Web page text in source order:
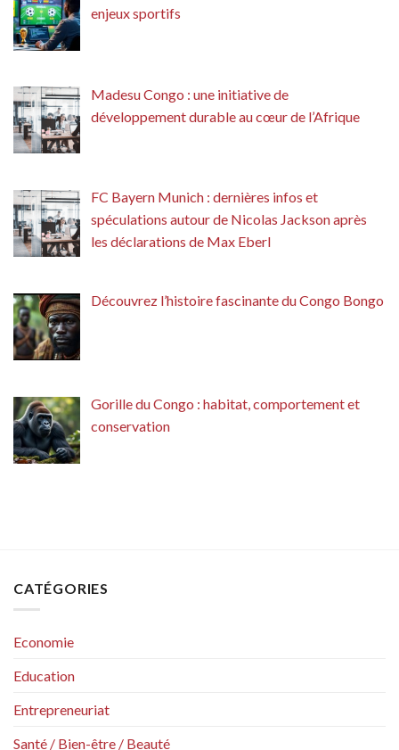
enjeux sportifs
Madesu Congo : une initiative de
développement durable au cœur de l’Afrique
FC Bayern Munich : dernières infos et
spéculations autour de Nicolas Jackson après
les déclarations de Max Eberl
Découvrez l’histoire fascinante du Congo Bongo
Gorille du Congo : habitat, comportement et
conservation
CATÉGORIES
Economie
Education
Entrepreneuriat
Santé / Bien-être / Beauté